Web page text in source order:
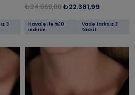
3
₺24.868,88₺22.381,99
Havale ile %10
indirim
Vade farksız 3
taksit